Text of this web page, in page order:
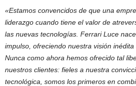
«Estamos convencidos de que una
liderazgo cuando tiene el valor de
las nuevas tecnologías. Ferrari Luce
impulso, ofreciendo nuestra visión inédita
Nunca como ahora hemos ofrecido tal
nuestros clientes: fieles a nuestra
tecnológica, somos los primeros en